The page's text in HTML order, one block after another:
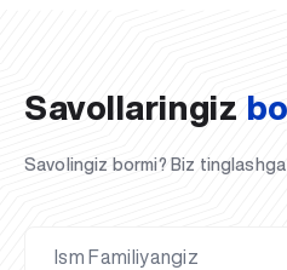
Savollaringiz
Savolingiz bormi? Biz